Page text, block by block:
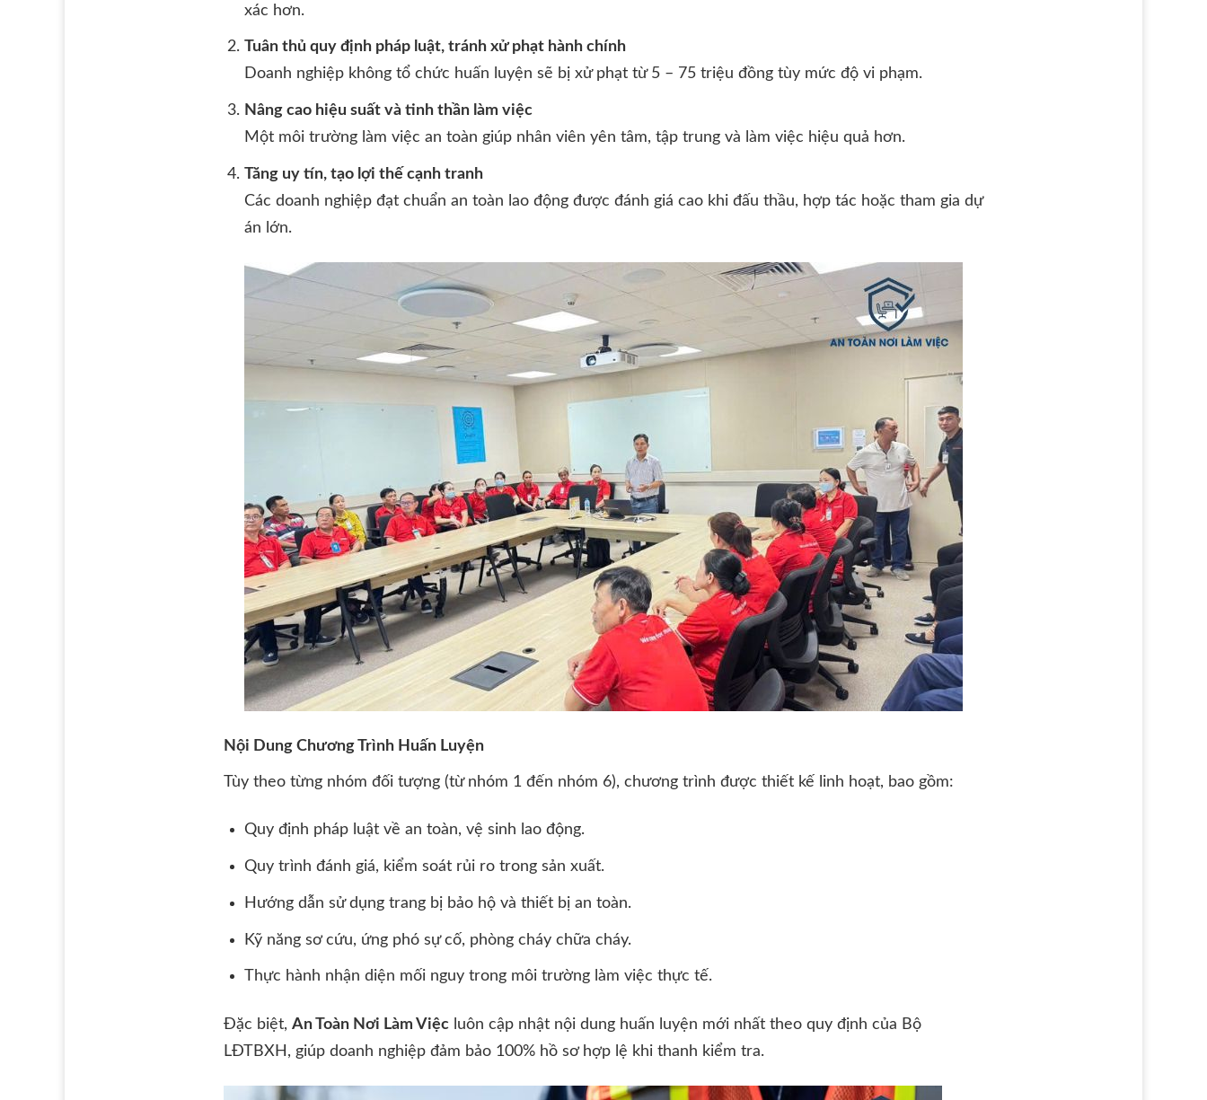
xác hơn.
Tuân thủ quy định pháp luật, tránh xử phạt hành chính
Doanh nghiệp không tổ chức huấn luyện sẽ bị xử phạt từ 5 – 75 triệu đồng tùy mức độ vi phạm.
Nâng cao hiệu suất và tinh thần làm việc
Một môi trường làm việc an toàn giúp nhân viên yên tâm, tập trung và làm việc hiệu quả hơn.
Tăng uy tín, tạo lợi thế cạnh tranh
Các doanh nghiệp đạt chuẩn an toàn lao động được đánh giá cao khi đấu thầu, hợp tác hoặc tham gia dự
án lớn.
Nội Dung Chương Trình Huấn Luyện
Tùy theo từng nhóm đối tượng (từ nhóm 1 đến nhóm 6), chương trình được thiết kế linh hoạt, bao gồm:
Quy định pháp luật về an toàn, vệ sinh lao động.
Quy trình đánh giá, kiểm soát rủi ro trong sản xuất.
Hướng dẫn sử dụng trang bị bảo hộ và thiết bị an toàn.
Kỹ năng sơ cứu, ứng phó sự cố, phòng cháy chữa cháy.
Thực hành nhận diện mối nguy trong môi trường làm việc thực tế.
Đặc biệt, An Toàn Nơi Làm Việc luôn cập nhật nội dung huấn luyện mới nhất theo quy định của Bộ
LĐTBXH, giúp doanh nghiệp đảm bảo 100% hồ sơ hợp lệ khi thanh kiểm tra.